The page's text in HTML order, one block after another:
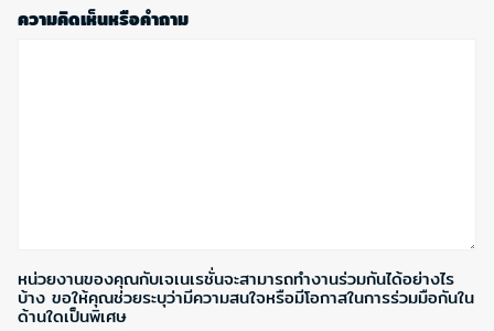
ความคิดเห็นหรือคำถาม
หน่วยงานของคุณกับเจเนเรชั่นจะสามารถทำงานร่วมกันได้อย่างไร
บ้าง ขอให้คุณช่วยระบุว่ามีความสนใจหรือมีโอกาสในการร่วมมือกันใน
ด้านใดเป็นพิเศษ